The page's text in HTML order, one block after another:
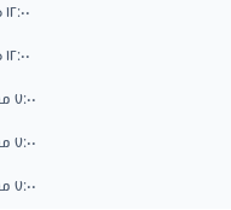
١٢:٠٠ ظهرًا
١٢:٠٠ ظهرًا
٧:٠٠ مساءً
٧:٠٠ مساءً
٧:٠٠ مساءً